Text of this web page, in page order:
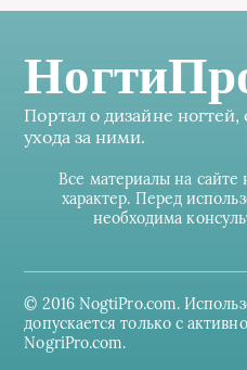
Портал о дизайне
ухода за ними.
Все материалы на
характер. Перед
необходима
© 2016 NogtiPro.com.
допускается только с
NogriPro.com.